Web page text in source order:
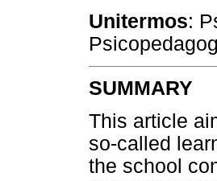
Unitermos:
SUMMARY
This article
so-called
the school